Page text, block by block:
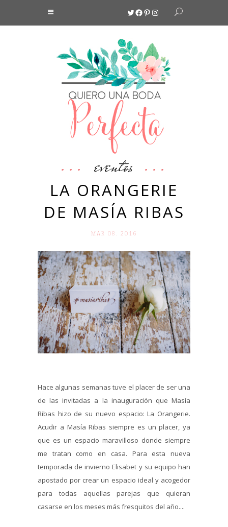
Twitter
Facebook
Pinterest
Instagram
eventos
LA ORANGERIE
DE MASÍA RIBAS
MAR 08. 2016
Hace algunas semanas tuve el placer de ser una
de las invitadas a la inauguración que Masía
Ribas hizo de su nuevo espacio: La Orangerie.
Acudir a Masía Ribas siempre es un placer, ya
que es un espacio maravilloso donde siempre
me tratan como en casa. Para esta nueva
temporada de invierno Elisabet y su equipo han
apostado por crear un espacio ideal y acogedor
para todas aquellas parejas que quieran
casarse en los meses más fresquitos del año....